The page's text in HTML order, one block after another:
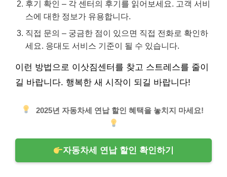
후기 확인 – 각 센터의 후기를 읽어보세요. 고객 서비
스에 대한 정보가 유용합니다.
직접 문의 – 궁금한 점이 있으면 직접 전화로 확인하
세요. 응대도 서비스 기준이 될 수 있습니다.
이런 방법으로 이삿짐센터를 찾고 스트레스를 줄이
길 바랍니다. 행복한 새 시작이 되길 바랍니다!
2025년 자동차세 연납 할인 혜택을 놓치지 마세요!
자동차세 연납 할인 확인하기